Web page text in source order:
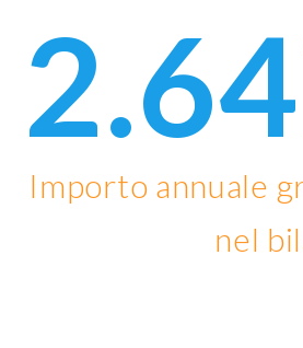
Importo annuale
nel